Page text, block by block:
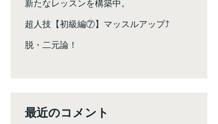
新たなレッスンを構築中。
超人技【初級編⑦】マッスルアップ⤴️
脱・二元論！
最近のコメント